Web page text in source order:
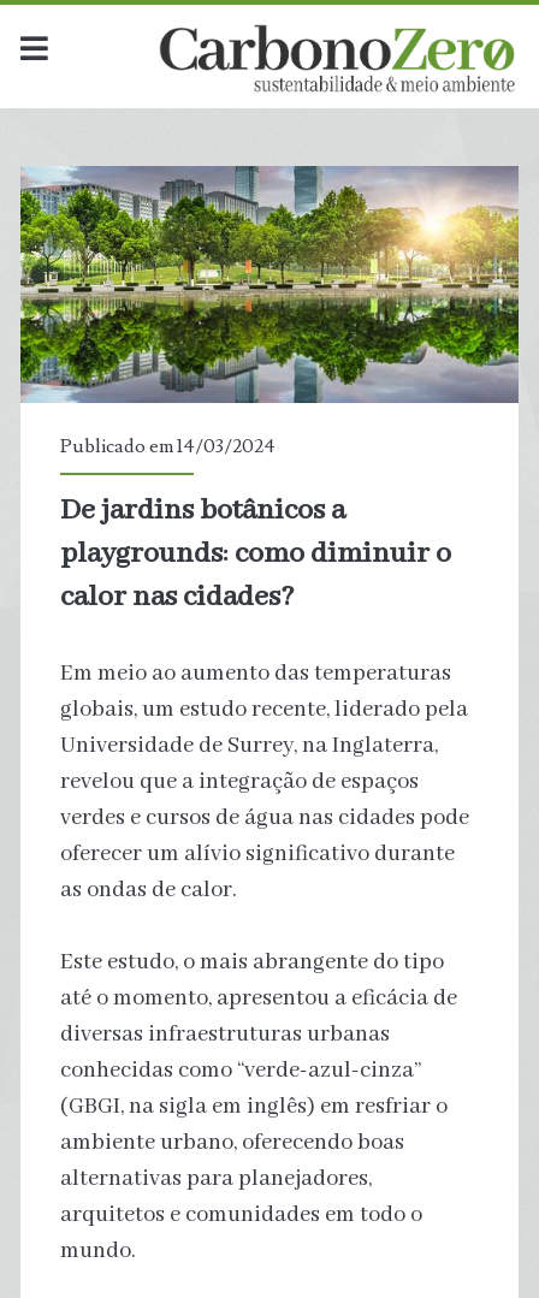
Publicado em 14/03/2024
De jardins botânicos a
playgrounds: como diminuir o
calor nas cidades?
Em meio ao aumento das temperaturas
globais, um estudo recente, liderado pela
Universidade de Surrey, na Inglaterra,
revelou que a integração de espaços
verdes e cursos de água nas cidades pode
oferecer um alívio significativo durante
as ondas de calor.
Este estudo, o mais abrangente do tipo
até o momento, apresentou a eficácia de
diversas infraestruturas urbanas
conhecidas como “verde-azul-cinza”
(GBGI, na sigla em inglês) em resfriar o
ambiente urbano, oferecendo boas
alternativas para planejadores,
arquitetos e comunidades em todo o
mundo.